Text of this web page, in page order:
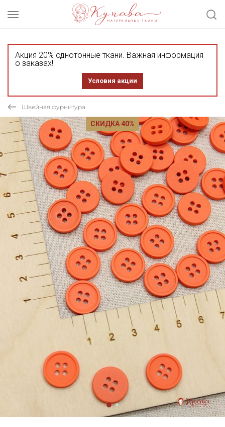
Акция 20% однотонные ткани. Важная информация
о заказах!
Условия акции
Швейная фурнитура
СКИДКА 40%